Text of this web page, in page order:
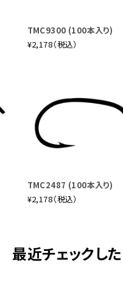
TMC9300 (100本入り)
¥2,178（税込）
TMC2487 (100本入り)
¥2,178（税込）
最近チェックし